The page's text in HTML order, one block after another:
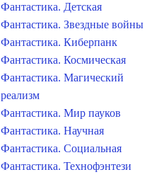
Фантастика. Детская
Фантастика. Звездные войны
Фантастика. Киберпанк
Фантастика. Космическая
Фантастика. Магический
реализм
Фантастика. Мир пауков
Фантастика. Научная
Фантастика. Социальная
Фантастика. Технофэнтези